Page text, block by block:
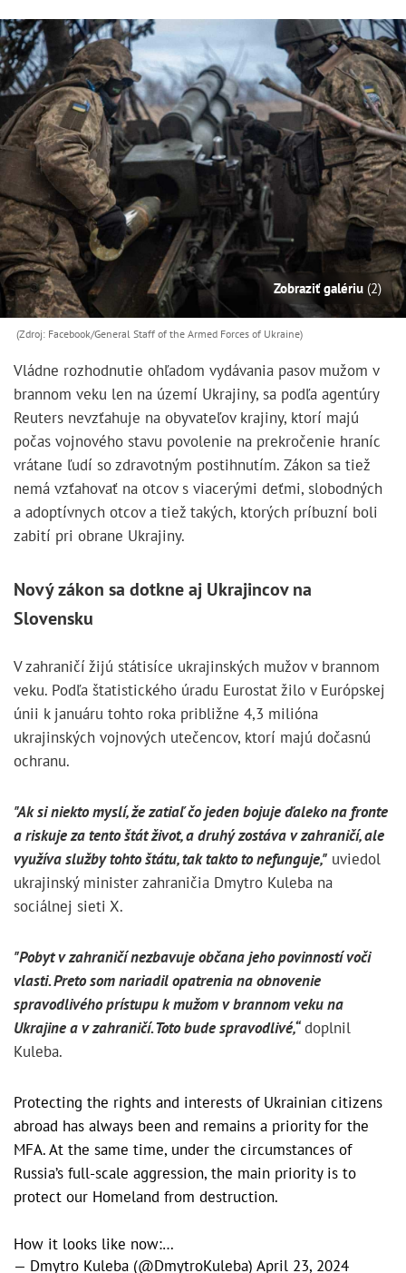
Zobraziť galériu (2)
(Zdroj: Facebook/General Staff of the Armed Forces of Ukraine)
Vládne rozhodnutie ohľadom vydávania pasov mužom v
brannom veku len na území Ukrajiny, sa podľa agentúry
Reuters nevzťahuje na obyvateľov krajiny, ktorí majú
počas vojnového stavu povolenie na prekročenie hraníc
vrátane ľudí so zdravotným postihnutím. Zákon sa tiež
nemá vzťahovať na otcov s viacerými deťmi, slobodných
a adoptívnych otcov a tiež takých, ktorých príbuzní boli
zabití pri obrane Ukrajiny.
Nový zákon sa dotkne aj Ukrajincov na
Slovensku
V zahraničí žijú státisíce ukrajinských mužov v brannom
veku. Podľa štatistického úradu Eurostat žilo v Európskej
únii k januáru tohto roka približne 4,3 milióna
ukrajinských vojnových utečencov, ktorí majú dočasnú
ochranu.
"Ak si niekto myslí, že zatiaľ čo jeden bojuje ďaleko na fronte
a riskuje za tento štát život, a druhý zostáva v zahraničí, ale
využíva služby tohto štátu, tak takto to nefunguje," uviedol
ukrajinský minister zahraničia Dmytro Kuleba na
sociálnej sieti X.
"Pobyt v zahraničí nezbavuje občana jeho povinností voči
vlasti. Preto som nariadil opatrenia na obnovenie
spravodlivého prístupu k mužom v brannom veku na
Ukrajine a v zahraničí. Toto bude spravodlivé,“doplnil
Kuleba.
Protecting the rights and interests of Ukrainian citizens
abroad has always been and remains a priority for the
MFA. At the same time, under the circumstances of
Russia’s full-scale aggression, the main priority is to
protect our Homeland from destruction.
How it looks like now:…
— Dmytro Kuleba (@DmytroKuleba) April 23, 2024